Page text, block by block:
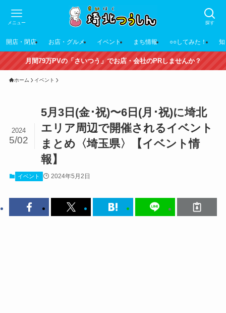
探す
メニュー
開店・閉店 お店・グルメ イベント まち情報 ○○してみた！
月間79万PVの「さいつう」でお店・会社のPRしませんか？
ホーム イベント
5月3日(金･祝)〜6日(月･祝)に埼北
エリア周辺で開催されるイベント
まとめ〈埼玉県〉【イベント情
報】
2024
5/02
イベント 2024年5月2日